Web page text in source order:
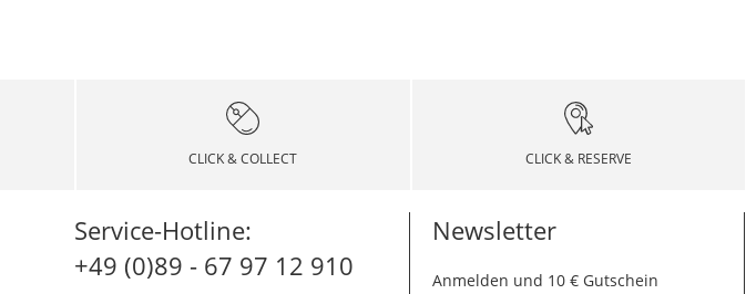
CLICK & COLLECT CLICK & RESERVE
Service-Hotline:
+49 (0)89 - 67 97 12 910
Newsletter
Anmelden und 10 € Gutschein